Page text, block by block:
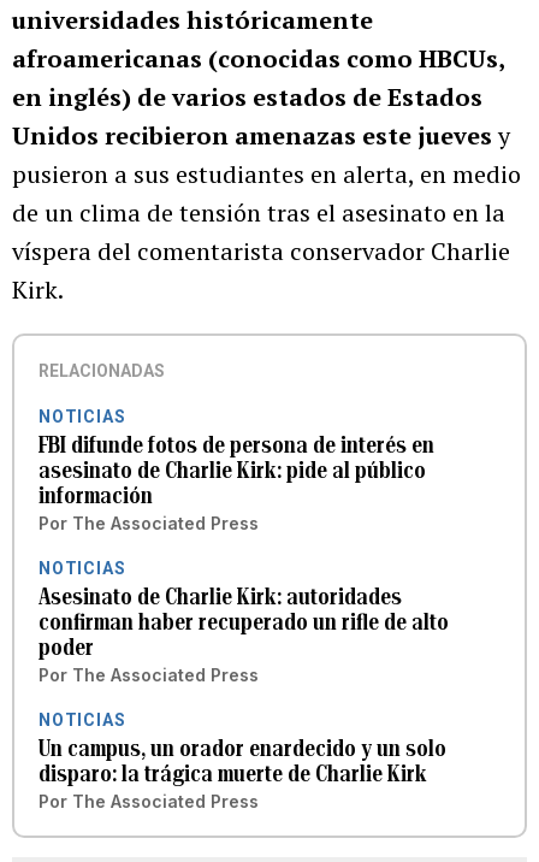
universidades históricamente
afroamericanas (conocidas como HBCUs,
en inglés) de varios estados de Estados
Unidos recibieron amenazas este juevesy
pusieron a sus estudiantes en alerta, en medio
de un clima de tensión tras el asesinato en la
víspera del comentarista conservador Charlie
Kirk.
RELACIONADAS
NOTICIAS
FBI difunde fotos de persona de interés en
asesinato de Charlie Kirk: pide al público
información
Por The Associated Press
NOTICIAS
Asesinato de Charlie Kirk: autoridades
confirman haber recuperado un rifle de alto
poder
Por The Associated Press
NOTICIAS
Un campus, un orador enardecido y un solo
disparo: la trágica muerte de Charlie Kirk
Por The Associated Press